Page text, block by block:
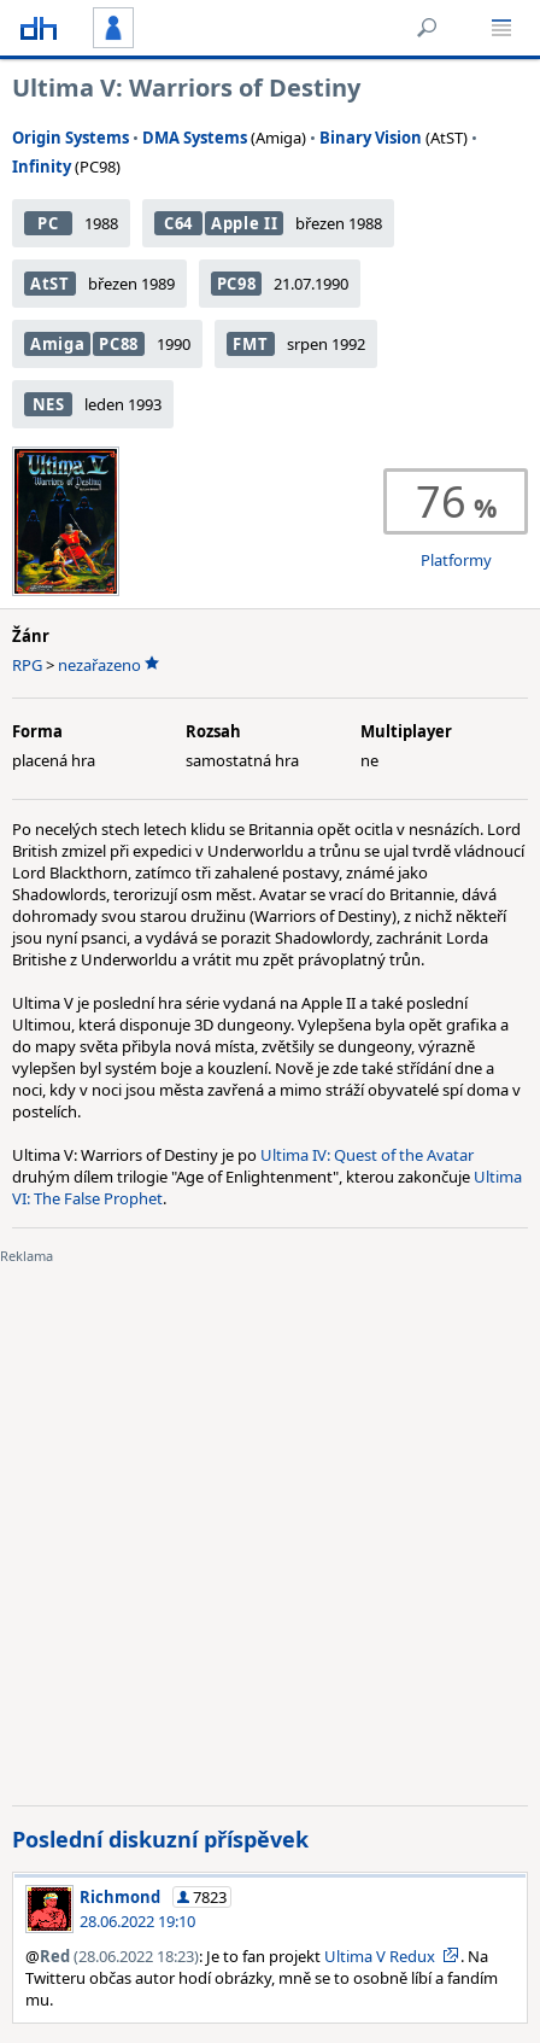
Ultima V: Warriors of Destiny
Origin Systems • DMA Systems(Amiga) • Binary Vision (AtST) •
Infinity(PC98)
PC 1988 C64 Apple II březen 1988
AtST březen 1989 PC98 21.07.1990
Amiga PC88 1990 FMT srpen 1992
NES leden 1993
76
Platformy
Žánr
RPG> nezařazeno
Forma
placená hra
Rozsah
samostatná hra
Multiplayer
ne
Po necelých stech letech klidu se Britannia opět ocitla v nesnázích. Lord
British zmizel při expedici v Underworldu a trůnu se ujal tvrdě vládnoucí
Lord Blackthorn, zatímco tři zahalené postavy, známé jako
Shadowlords, terorizují osm měst. Avatar se vrací do Britannie, dává
dohromady svou starou družinu (Warriors of Destiny), z nichž někteří
jsou nyní psanci, a vydává se porazit Shadowlordy, zachránit Lorda
Britishe z Underworldu a vrátit mu zpět právoplatný trůn.
Ultima V je poslední hra série vydaná na Apple II a také poslední
Ultimou, která disponuje 3D dungeony. Vylepšena byla opět grafika a
do mapy světa přibyla nová místa, zvětšily se dungeony, výrazně
vylepšen byl systém boje a kouzlení. Nově je zde také střídání dne a
noci, kdy v noci jsou města zavřená a mimo stráží obyvatelé spí doma v
postelích.
Ultima V: Warriors of Destiny je po Ultima IV: Quest of the Avatar
druhým dílem trilogie "Age of Enlightenment", kterou zakončuje Ultima
VI: The False Prophet.
Poslední diskuzní příspěvek
Richmond
7823
28.06.2022 19:10
@Red(28.06.2022 18:23): Je to fan projekt Ultima V Redux
. Na
Twitteru občas autor hodí obrázky, mně se to osobně líbí a fandím
mu.